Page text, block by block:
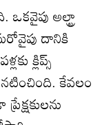
అల్ట్రా
దానికి
క్లిప్స్
కేవలం